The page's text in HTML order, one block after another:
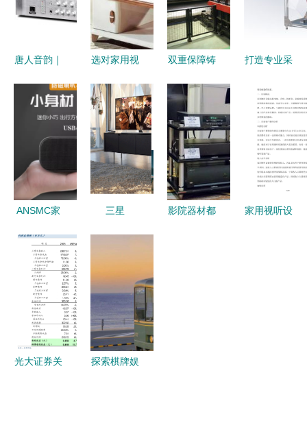
唐人音韵｜
的家用视听
设备选购指
南
选对家用视
升家庭娱乐
新体验
双重保障铸
凯泉产品背
后的严控与
匠心
打造专业采
式办公家具
检测仪与智
能家居零售
的新协同模
式
ANSMC家
电脑音响评
测 小巧身
形，大声场
表现——来
自苏宁易购
天海易捷苏
三星
如何重塑家
庭视听体验
影院器材都
家用视听设
光大证券关
探索棋牌娱